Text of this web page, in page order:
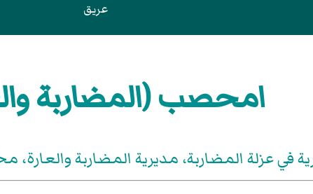
عريق
امحصب (المضاربة
في عزلة المضاربة، مديرية المضاربة والعارة،